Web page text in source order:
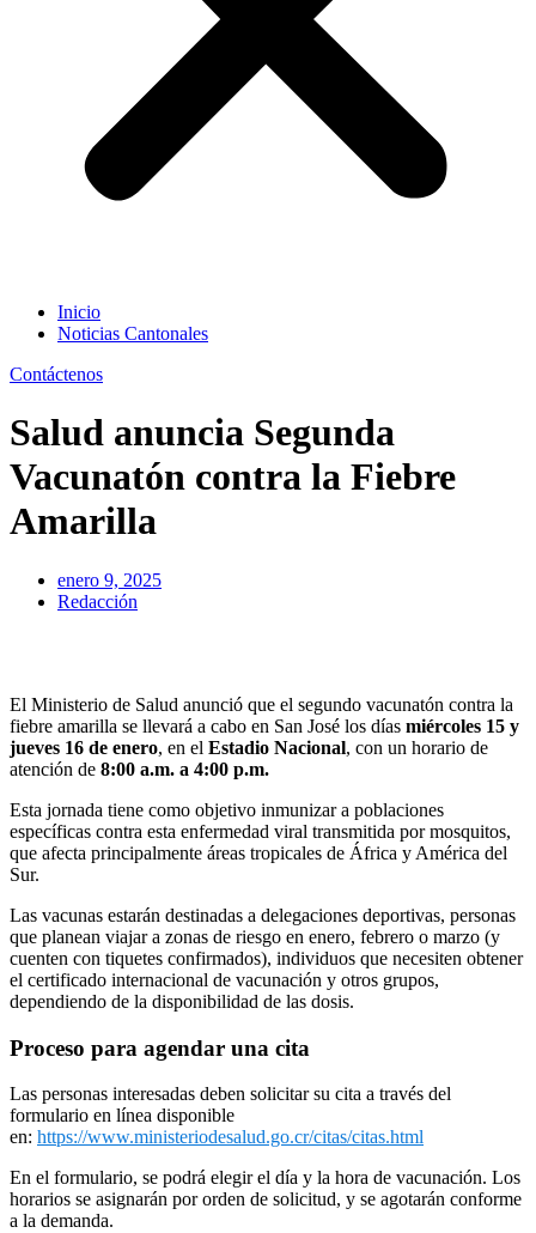
Inicio
Noticias Cantonales
Contáctenos
Salud anuncia Segunda
Vacunatón contra la Fiebre
Amarilla
enero 9, 2025
Redacción
El Ministerio de Salud anunció que el segundo vacunatón contra la
fiebre amarilla se llevará a cabo en San José los días miércoles 15 y
jueves 16 de enero, en el Estadio Nacional, con un horario de
atención de 8:00 a.m. a 4:00 p.m.
Esta jornada tiene como objetivo inmunizar a poblaciones
específicas contra esta enfermedad viral transmitida por mosquitos,
que afecta principalmente áreas tropicales de África y América del
Sur.
Las vacunas estarán destinadas a delegaciones deportivas, personas
que planean viajar a zonas de riesgo en enero, febrero o marzo (y
cuenten con tiquetes confirmados), individuos que necesiten obtener
el certificado internacional de vacunación y otros grupos,
dependiendo de la disponibilidad de las dosis.
Proceso para agendar una cita
Las personas interesadas deben solicitar su cita a través del
formulario en línea disponible
en: https://www.ministeriodesalud.go.cr/citas/citas.html
En el formulario, se podrá elegir el día y la hora de vacunación. Los
horarios se asignarán por orden de solicitud, y se agotarán conforme
a la demanda.